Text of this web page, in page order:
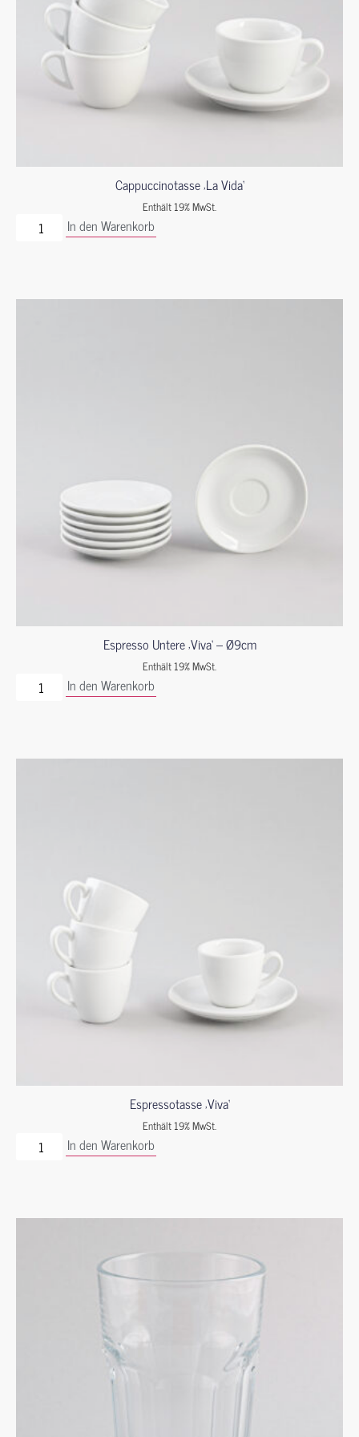
Cappuccinotasse ‚La Vida‘
Enthält 19% MwSt.
In den Warenkorb
Espresso Untere ‚Viva‘ – Ø9cm
Enthält 19% MwSt.
In den Warenkorb
Espressotasse ‚Viva‘
Enthält 19% MwSt.
In den Warenkorb